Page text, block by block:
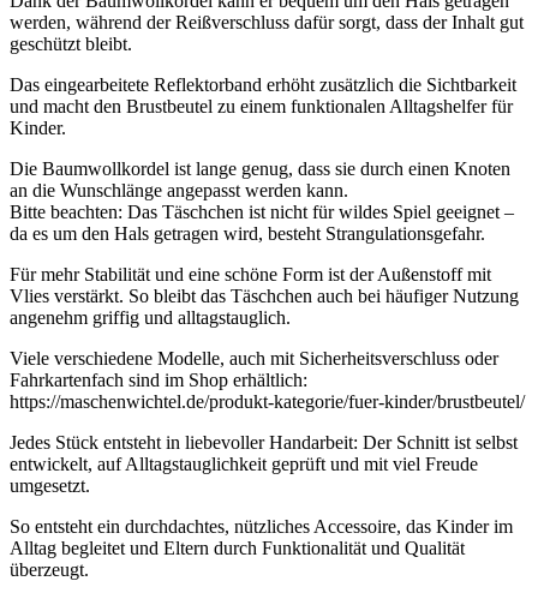
werden, während der Reißverschluss dafür sorgt, dass der Inhalt gut
geschützt bleibt.
Das eingearbeitete Reflektorband erhöht zusätzlich die Sichtbarkeit
und macht den Brustbeutel zu einem funktionalen Alltagshelfer für
Kinder.
Die Baumwollkordel ist lange genug, dass sie durch einen Knoten
an die Wunschlänge angepasst werden kann.
Bitte beachten: Das Täschchen ist nicht für wildes Spiel geeignet –
da es um den Hals getragen wird, besteht Strangulationsgefahr.
Für mehr Stabilität und eine schöne Form ist der Außenstoff mit
Vlies verstärkt. So bleibt das Täschchen auch bei häufiger Nutzung
angenehm griffig und alltagstauglich.
Viele verschiedene Modelle, auch mit Sicherheitsverschluss oder
Fahrkartenfach sind im Shop erhältlich:
https://maschenwichtel.de/produkt-kategorie/fuer-kinder/brustbeutel/
Jedes Stück entsteht in liebevoller Handarbeit: Der Schnitt ist selbst
entwickelt, auf Alltagstauglichkeit geprüft und mit viel Freude
umgesetzt.
So entsteht ein durchdachtes, nützliches Accessoire, das Kinder im
Alltag begleitet und Eltern durch Funktionalität und Qualität
überzeugt.